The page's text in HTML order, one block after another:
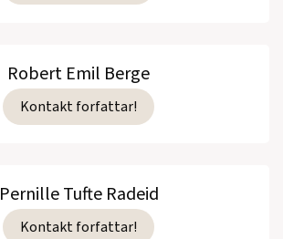
Robert Emil Berge
Kontakt forfattar!
Pernille Tufte Radeid
Kontakt forfattar!